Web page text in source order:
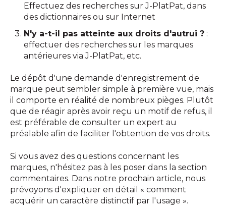
Effectuez des recherches sur J-PlatPat, dans
des dictionnaires ou sur Internet
N'y a-t-il pas atteinte aux droits d'autrui ? :
effectuer des recherches sur les marques
antérieures via J-PlatPat, etc.
Le dépôt d'une demande d'enregistrement de
marque peut sembler simple à première vue, mais
il comporte en réalité de nombreux pièges. Plutôt
que de réagir après avoir reçu un motif de refus, il
est préférable de consulter un expert au
préalable afin de faciliter l'obtention de vos droits.
Si vous avez des questions concernant les
marques, n'hésitez pas à les poser dans la section
commentaires. Dans notre prochain article, nous
prévoyons d'expliquer en détail « comment
acquérir un caractère distinctif par l'usage ».